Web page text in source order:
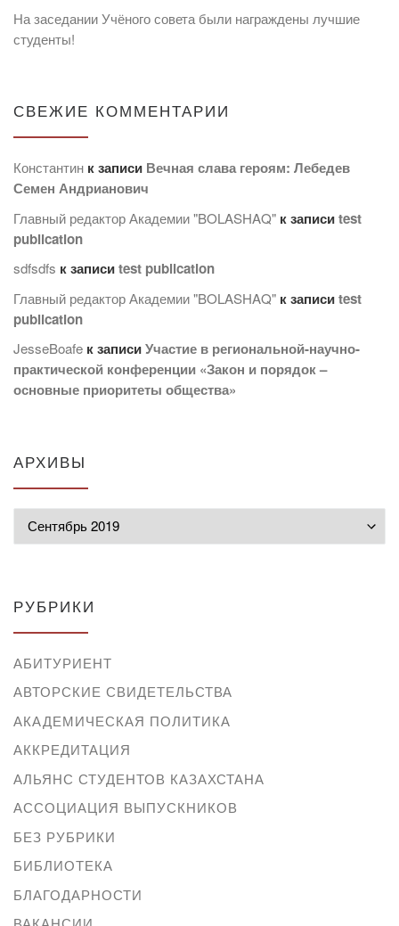
На заседании Учёного совета были награждены лучшие
студенты!
СВЕЖИЕ КОММЕНТАРИИ
Константин к записи Вечная слава героям: Лебедев
Семен Андрианович
Главный редактор Академии "BOLASHAQ" к записиtest
publication
sdfsdfs к записиtest publication
Главный редактор Академии "BOLASHAQ" к записиtest
publication
JesseBoafe к записиУчастие в региональной-научно-
практической конференции «Закон и порядок –
основные приоритеты общества»
АРХИВЫ
РУБРИКИ
АБИТУРИЕНТ
АВТОРСКИЕ СВИДЕТЕЛЬСТВА
АКАДЕМИЧЕСКАЯ ПОЛИТИКА
АККРЕДИТАЦИЯ
АЛЬЯНС СТУДЕНТОВ КАЗАХСТАНА
АССОЦИАЦИЯ ВЫПУСКНИКОВ
БЕЗ РУБРИКИ
БИБЛИОТЕКА
БЛАГОДАРНОСТИ